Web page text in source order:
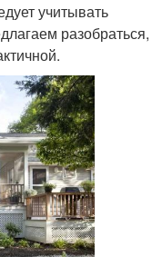
учитывать
разобраться,